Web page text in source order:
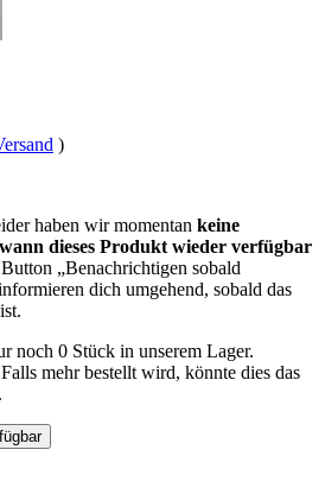
)
haben wir momentan keine
dieses Produkt wieder verfügbar
„Benachrichtigen sobald
dich umgehend, sobald das
noch 0 Stück in unserem Lager.
mehr bestellt wird, könnte dies das